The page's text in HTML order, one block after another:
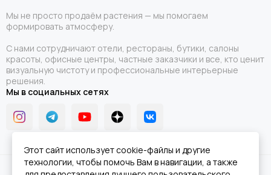
Мы не просто продаём растения — мы помогаем
формировать атмосферу.
С нами сотрудничают отели, рестораны, бутики, салоны
красоты, офисные центры, частные заказчики и все, кто ценит
визуальную чистоту и профессиональные интерьерные
решения.
Мы в социальных сетях
2026 © Ну и Туи!.Карта сайта
Этот сайт использует cookie-файлы и другие
технологии, чтобы помочь Вам в навигации, а также